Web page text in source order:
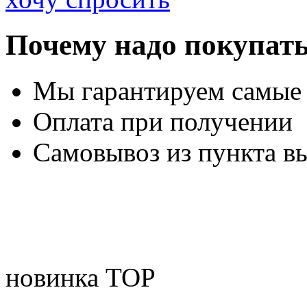
Почему надо
Мы гарантируем
Оплата при получении
Самовывоз из пункта
новинка TOP